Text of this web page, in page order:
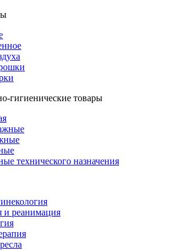
гигиенические товары
технического назначения
и реанимация